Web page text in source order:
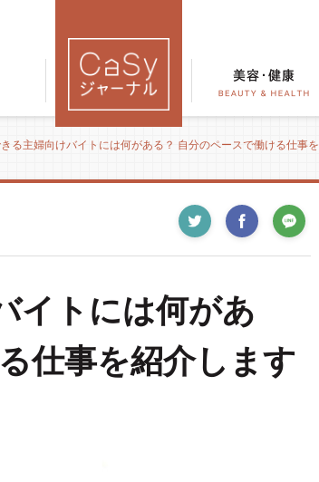
る主婦向けバイトには何がある？ 自分のペースで働ける仕事を
イトには何があ
仕事を紹介します